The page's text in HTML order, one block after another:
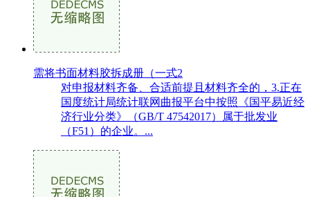
需将书面材料胶拆成册（一式2
对申报材料齐备、合适前提且材料齐全的，3.正在
国度统计局统计联网曲报平台中按照《国平易近经
济行业分类》（GB/T 47542017）属于批发业
（F51）的企业。...